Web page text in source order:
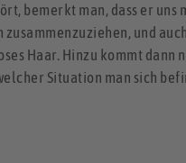
bemerkt man, dass er
und
Haar. Hinzu kommt dann
Situation man sich